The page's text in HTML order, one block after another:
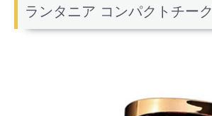
ランタニア コンパクトチーク